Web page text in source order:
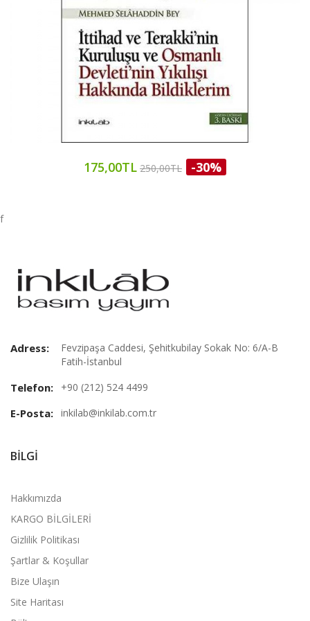
175,00TL 250,00TL -30%
f
Adress:
Fevzipaşa Caddesi, Şehitkubilay Sokak No: 6/A-B
Fatih-İstanbul
Telefon: +90 (212) 524 4499
E-Posta: inkilab@inkilab.com.tr
BILGI
Hakkımızda
KARGO BİLGİLERİ
Gizlilik Politikası
Şartlar & Koşullar
Bize Ulaşın
Site Haritası